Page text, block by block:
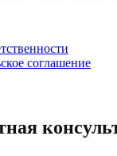
соглашение